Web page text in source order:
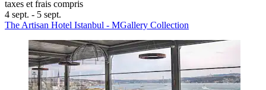
taxes et frais compris
4 sept. - 5 sept.
The Artisan Hotel Istanbul - MGallery Collection